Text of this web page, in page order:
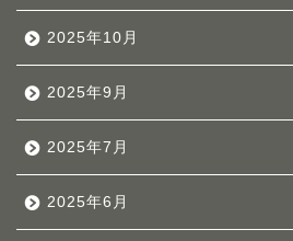
2025年10月
2025年9月
2025年7月
2025年6月